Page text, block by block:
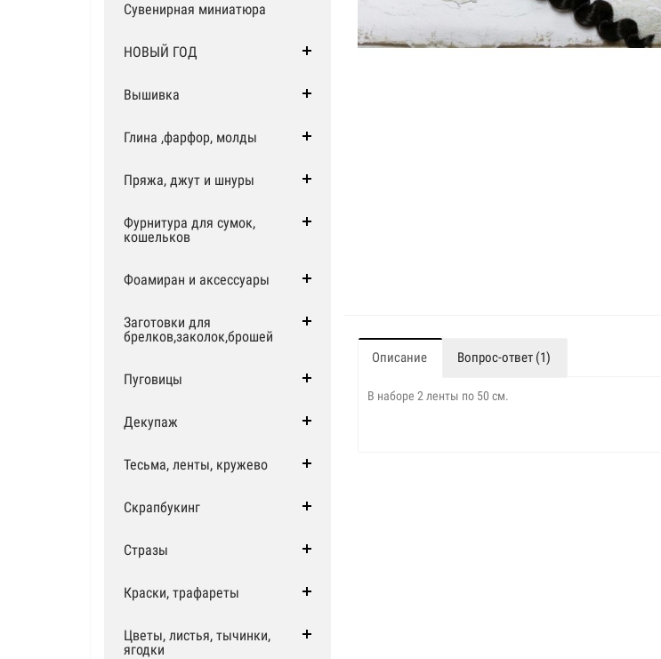
Сувенирная миниатюра
НОВЫЙ ГОД
Вышивка
Глина ,фарфор, молды
Пряжа, джут и шнуры
Фурнитура для сумок,
кошельков
Фоамиран и аксессуары
Заготовки для
брелков,заколок,брошей
Пуговицы
Декупаж
Тесьма, ленты, кружево
Скрапбукинг
Стразы
Краски, трафареты
Цветы, листья, тычинки,
ягодки
Описание Вопрос-ответ (1)
В наборе 2 ленты по 50 см.